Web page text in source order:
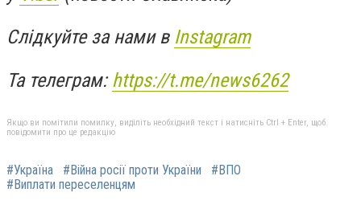
Слідкуйте за нами в Instagram
Та телеграм:https://t.me/news6262
Якщо ви помітили помилку, виділіть необхідний текст і натисніть Ctrl + Enter, щоб
повідомити про це редакцію
#Україна #Війна росії проти України
#ВПО
#Виплати переселенцям